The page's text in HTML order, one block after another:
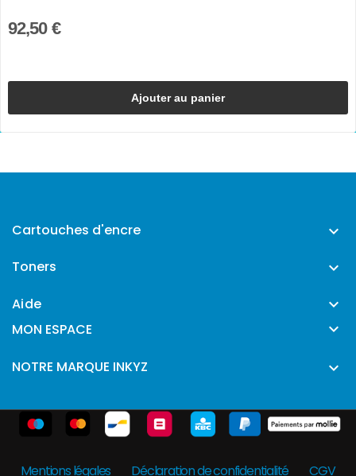
92,50 €
Ajouter au panier
Cartouches d'encre 
Toners 
Aide 
MON ESPACE 
NOTRE MARQUE INKYZ 
Mentions légales Déclaration de confidentialité CGV